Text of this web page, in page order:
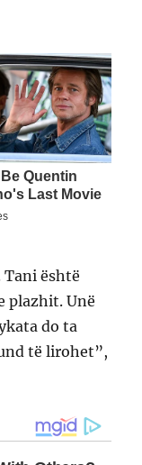
është
plazhit. Unë
do ta
të lirohet”,